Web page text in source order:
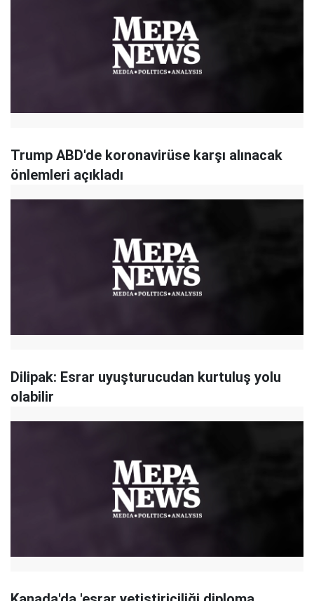
Trump ABD'de koronavirüse karşı alınacak
önlemleri açıkladı
Dilipak: Esrar uyuşturucudan kurtuluş yolu
olabilir